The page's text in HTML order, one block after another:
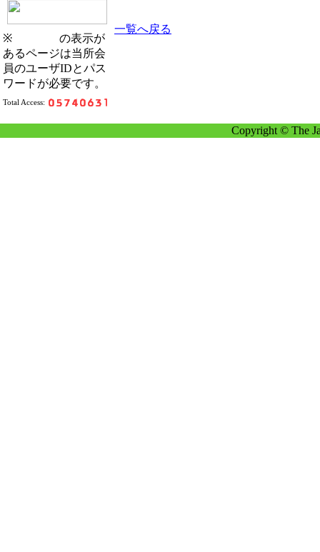
※
の表示が
あるページは当所会
員のユーザIDとパス
ワードが必要です。
Total Access:
一覧へ戻る
Copyright © The